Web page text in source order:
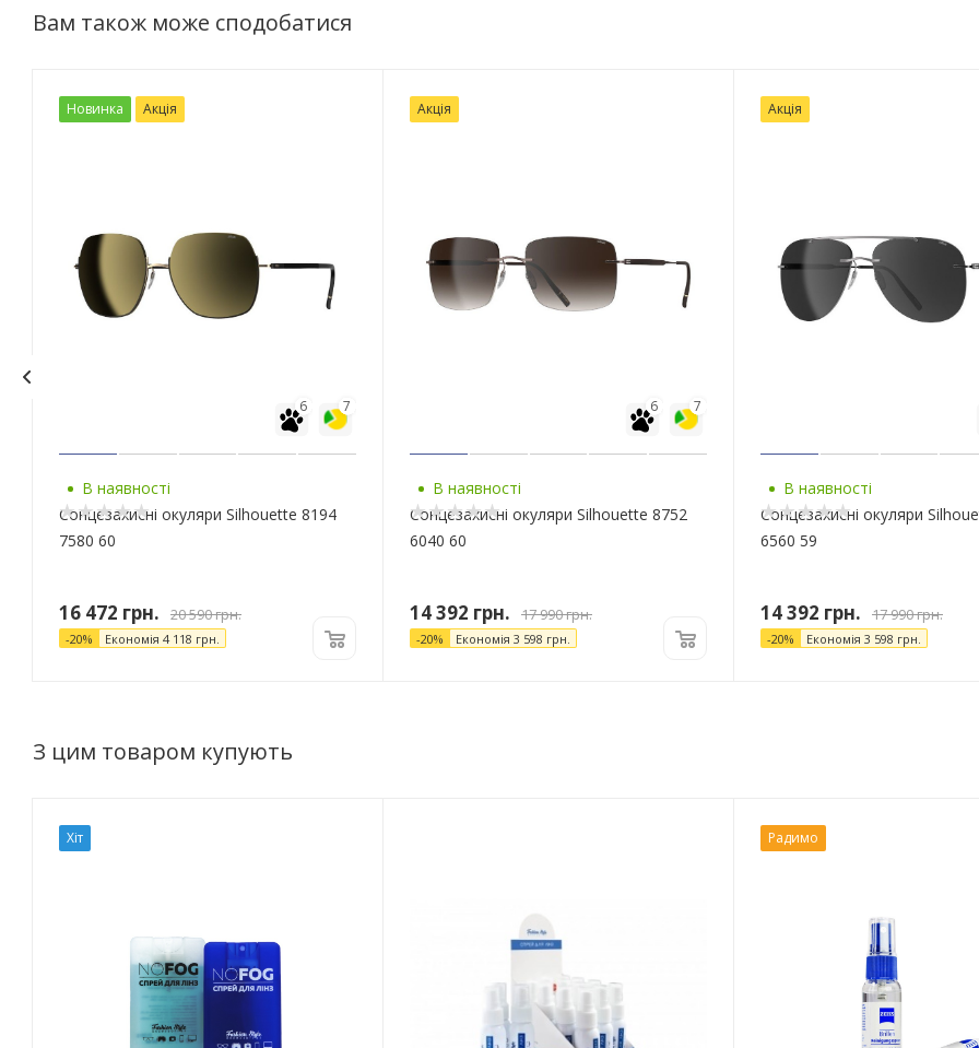
Вам також може сподобатися
Новинка Акція
7
6
В наявності
Сонцезахисні окуляри Silhouette 8194
7580 60
16 472 грн. 20 590грн.
-20% Економія 4 118 грн.
Акція
7
6
В наявності
Сонцезахисні окуляри Silhouette 8752
6040 60
14 392 грн. 17 990грн.
-20% Економія 3 598 грн.
Акція
В наявності
Сонцезахисні окуляри
6560 59
14 392 грн. 17 990грн.
-20% Економія 3 598 грн.
З цим товаром купують
Хіт Радимо